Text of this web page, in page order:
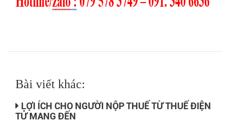
Bài viết khác:
LỢI ÍCH CHO NGƯỜI NỘP THUẾ TỪ THUẾ ĐIỆN
TỬ MANG ĐẾN